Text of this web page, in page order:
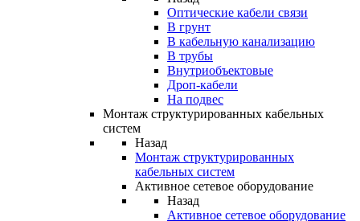
Оптические кабели связи
В грунт
В кабельную канализацию
В трубы
Внутриобъектовые
Дроп-кабели
На подвес
Монтаж структурированных кабельных
систем
Назад
Монтаж структурированных
кабельных систем
Активное сетевое оборудование
Назад
Активное сетевое оборудование